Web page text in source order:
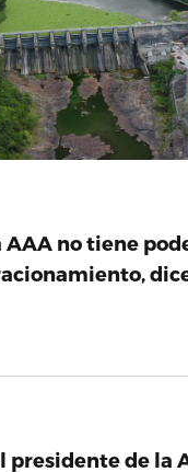
AAA no tiene
presidente de la